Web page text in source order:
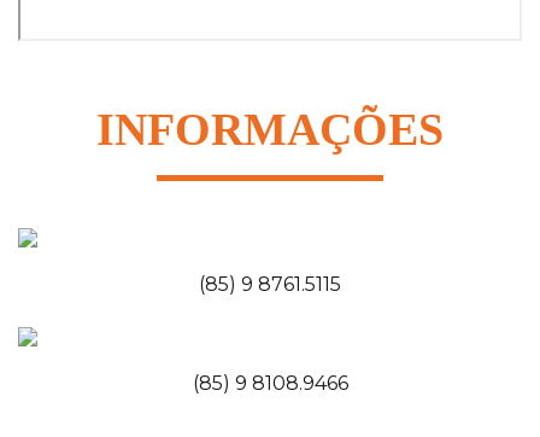
INFORMAÇÕES
(85) 9 8761.5115
(85) 9 8108.9466